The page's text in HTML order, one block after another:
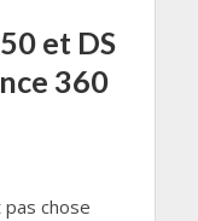
et DS
360
pas chose